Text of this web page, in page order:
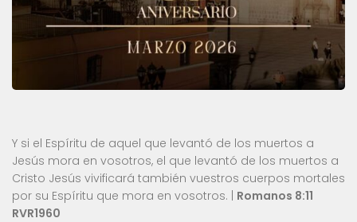
Y si el Espíritu de aquel que levantó de los muertos a
Jesús mora en vosotros, el que levantó de los muertos a
Cristo Jesús vivificará también vuestros cuerpos mortales
por su Espíritu que mora en vosotros. | Romanos 8:11
RVR1960